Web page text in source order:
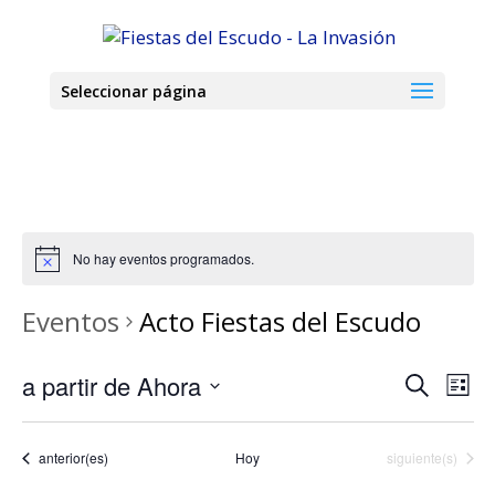
Seleccionar página
No hay eventos programados.
Eventos Acto Fiestas del Escudo
de
y
Buscar
de
de
Lista
a partir de Ahora
Seleccionar
fecha.
Eventos
anterior(es) Hoy Eventos
siguiente(s)